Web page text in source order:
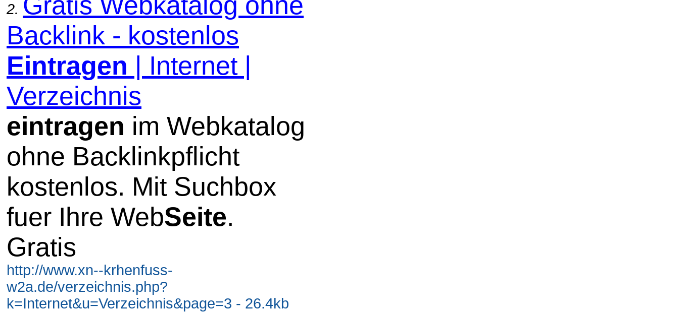
2.
Backlink - kostenlos
Eintragen | Internet |
Verzeichnis
eintragen im Webkatalog
ohne Backlinkpflicht
kostenlos. Mit Suchbox
fuer Ihre WebSeite.
Gratis
http://www.xn--krhenfuss-
w2a.de/verzeichnis.php?
k=Internet&u=Verzeichnis&page=3 - 26.4kb